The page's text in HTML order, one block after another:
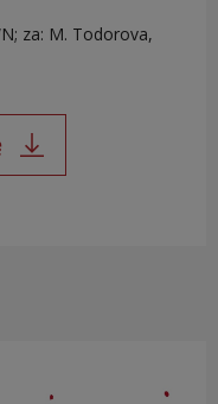
za: M. Todorova,
link zostanie otwarty